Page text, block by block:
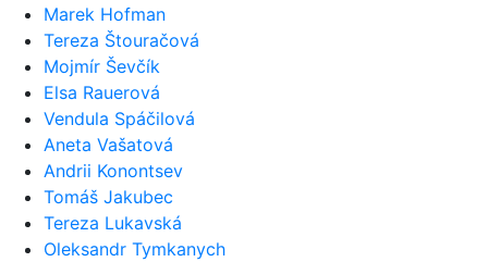
Marek Hofman
Tereza Štouračová
Mojmír Ševčík
Elsa Rauerová
Vendula Spáčilová
Aneta Vašatová
Andrii Konontsev
Tomáš Jakubec
Tereza Lukavská
Oleksandr Tymkanych